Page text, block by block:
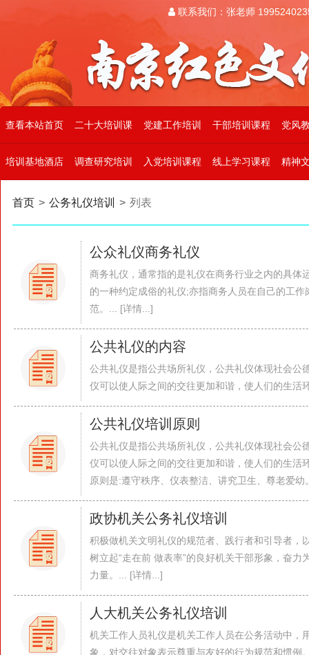
联系我们：张老师
查看本站首页 二十大培训课 党建工作培训 干部培训课程 党风
培训基地酒店 调查研究培训 入党培训课程 线上学习课程 精神
首页 > 公务礼仪培训 > 列表
公众礼仪商务礼仪
商务礼仪，通常指的是礼仪在商务行业之内的具体
的一种约定成俗的礼仪;亦指商务人员在自己的工
范。... [详情...]
公共礼仪的内容
公共礼仪是指公共场所礼仪，公共礼仪体现社会公
仪可以使人际之间的交往更加和谐，使人们的生活
公共礼仪培训原则
公共礼仪是指公共场所礼仪，公共礼仪体现社会公
仪可以使人际之间的交往更加和谐，使人们的生活
原则是:遵守秩序、仪表整洁、讲究卫生、尊老爱幼
政协机关公务礼仪培训
积极做机关文明礼仪的规范者、践行者和引导者，
树立起“走在前 做表率”的良好机关干部形象，奋力
力量。... [详情...]
人大机关公务礼仪培训
机关工作人员礼仪是机关工作人员在公务活动中，
象，对交往对象表示尊重与友好的行为规范和惯例